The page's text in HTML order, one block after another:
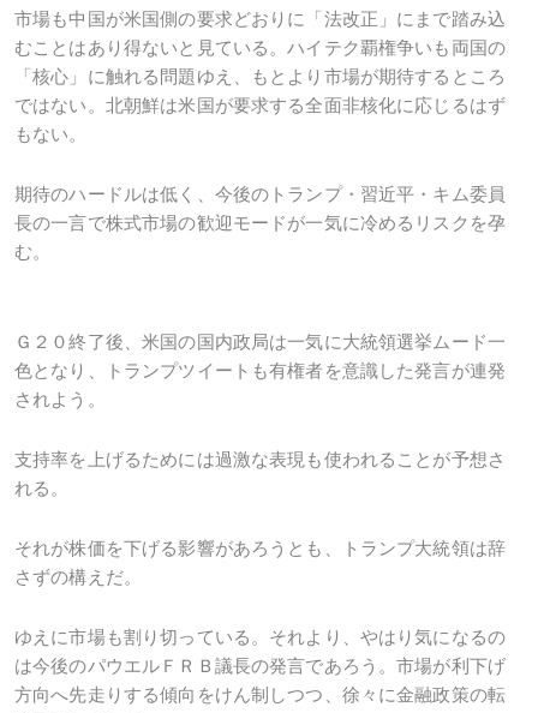
市場も中国が米国側の要求どおりに「法改正」にまで踏み込
むことはあり得ないと見ている。ハイテク覇権争いも両国の
「核心」に触れる問題ゆえ、もとより市場が期待するところ
ではない。北朝鮮は米国が要求する全面非核化に応じるはず
もない。
期待のハードルは低く、今後のトランプ・習近平・キム委員
長の一言で株式市場の歓迎モードが一気に冷めるリスクを孕
む。
Ｇ２０終了後、米国の国内政局は一気に大統領選挙ムード一
色となり、トランプツイートも有権者を意識した発言が連発
されよう。
支持率を上げるためには過激な表現も使われることが予想さ
れる。
それが株価を下げる影響があろうとも、トランプ大統領は辞
さずの構えだ。
ゆえに市場も割り切っている。それより、やはり気になるの
は今後のパウエルＦＲＢ議長の発言であろう。市場が利下げ
方向へ先走りする傾向をけん制しつつ、徐々に金融政策の転